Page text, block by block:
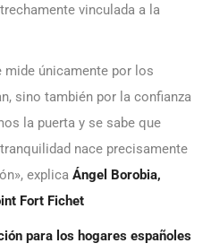
vinculada a la
mide únicamente por los
sino también por la confianza
la puerta y se sabe que
nace precisamente
explica Ángel Borobia,
Fort Fichet
para los hogares españoles